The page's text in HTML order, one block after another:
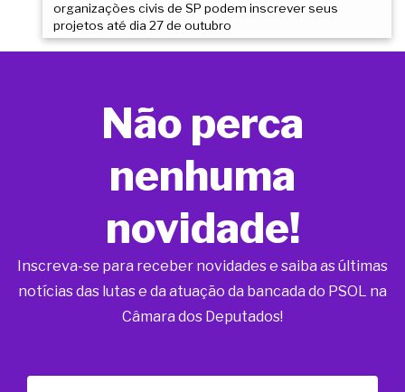
organizações civis de SP podem inscrever seus
projetos até dia 27 de outubro
Não perca
nenhuma
novidade!
Inscreva-se para receber novidades e saiba as últimas
notícias das lutas e da atuação da bancada do PSOL na
Câmara dos Deputados!